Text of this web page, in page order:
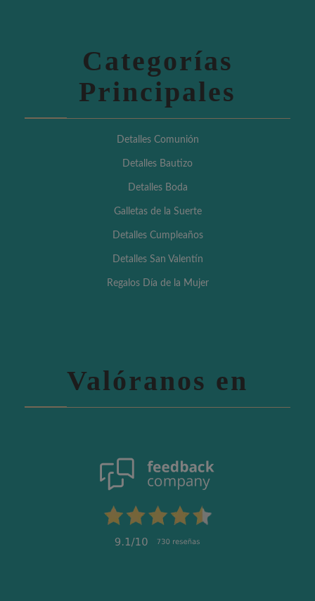
Categorías
Principales
Detalles Comunión
Detalles Bautizo
Detalles Boda
Galletas de la Suerte
Detalles Cumpleaños
Detalles San Valentín
Regalos Día de la Mujer
Valóranos en